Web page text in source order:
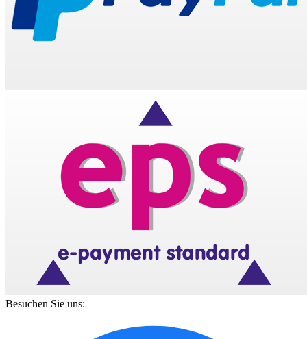
Besuchen Sie uns: